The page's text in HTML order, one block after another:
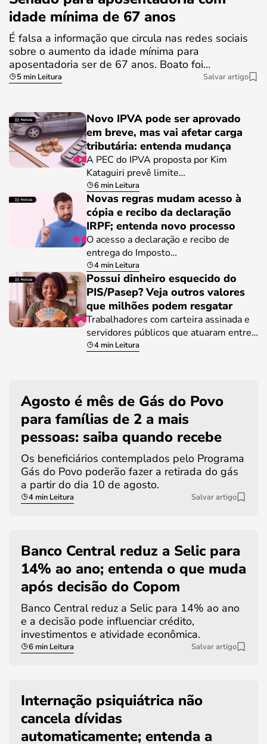
idade mínima de 67 anos
É falsa a informação que circula nas redes sociais
sobre o aumento da idade mínima para
aposentadoria ser de 67 anos. Boato foi…
5 min Leitura Salvar artigo
Novo IPVA pode ser aprovado
em breve, mas vai afetar carga
tributária: entenda mudança
A PEC do IPVA proposta por Kim
Kataguiri prevê limite…
6 min Leitura
Novas regras mudam acesso à
cópia e recibo da declaração
IRPF; entenda novo processo
O acesso a declaração e recibo de
entrega do Imposto…
4 min Leitura
Possui dinheiro esquecido do
PIS/Pasep? Veja outros valores
que milhões podem resgatar
Trabalhadores com carteira assinada e
servidores públicos que atuaram entre…
4 min Leitura
Agosto é mês de Gás do Povo
para famílias de 2 a mais
pessoas: saiba quando recebe
Os beneficiários contemplados pelo Programa
Gás do Povo poderão fazer a retirada do gás
a partir do dia 10 de agosto.
4 min Leitura Salvar artigo
Banco Central reduz a Selic para
14% ao ano; entenda o que muda
após decisão do Copom
Banco Central reduz a Selic para 14% ao ano
e a decisão pode influenciar crédito,
investimentos e atividade econômica.
6 min Leitura Salvar artigo
Internação psiquiátrica não
cancela dívidas
automaticamente; entenda a